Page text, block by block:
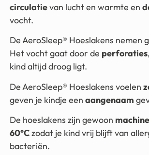
circulatievan lucht en warmte en
vocht.
De AeroSleep® Hoeslakens nemen
Het vocht gaat door de perforaties
kind altijd droog ligt.
De AeroSleep® Hoeslakens voelen
geven je kindje een aangenaam
De hoeslakens zijn gewoon
60°Czodat je kind vrij blijft van
bacteriën.